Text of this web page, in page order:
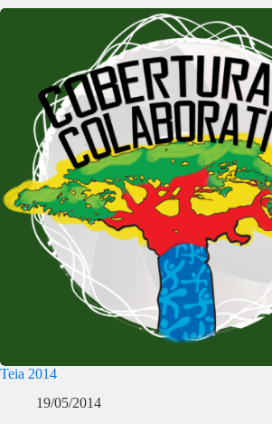
Teia 2014
19/05/2014